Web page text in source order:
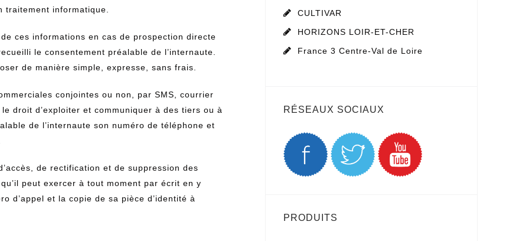
traitement informatique.
ces informations en cas de prospection directe
le consentement préalable de l’internaute.
de manière simple, expresse, sans frais.
conjointes ou non, par SMS, courrier
droit d’exploiter et communiquer à des tiers ou à
de l’internaute son numéro de téléphone et
de rectification et de suppression des
peut exercer à tout moment par écrit en y
d’appel et la copie de sa pièce d’identité à
CULTIVAR
HORIZONS LOIR-ET-CHER
France 3 Centre-Val de Loire
RÉSEAUX SOCIAUX
PRODUITS